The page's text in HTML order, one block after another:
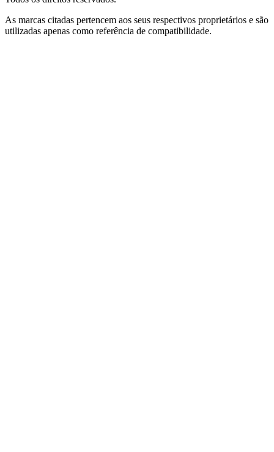
As marcas citadas pertencem aos seus respectivos proprietários e são
utilizadas apenas como referência de compatibilidade.